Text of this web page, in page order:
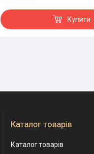
Купити
Каталог товарів
Каталог товарів